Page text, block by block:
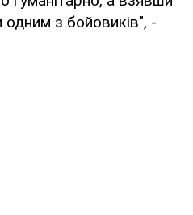
з бойовиків", -